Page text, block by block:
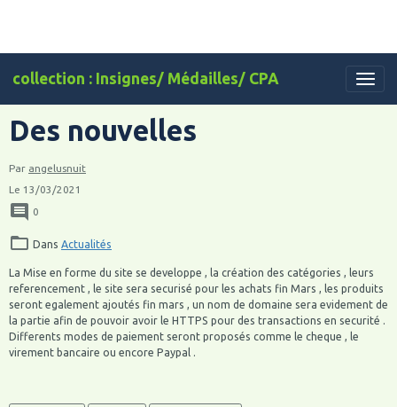
collection : Insignes/ Médailles/ CPA
Des nouvelles
Par angelusnuit
Le 13/03/2021
0
Dans Actualités
La Mise en forme du site se developpe , la création des catégories , leurs
referencement , le site sera securisé pour les achats fin Mars , les produits
seront egalement ajoutés fin mars , un nom de domaine sera evidement de
la partie afin de pouvoir avoir le HTTPS pour des transactions en securité .
Differents modes de paiement seront proposés comme le cheque , le
virement bancaire ou encore Paypal .